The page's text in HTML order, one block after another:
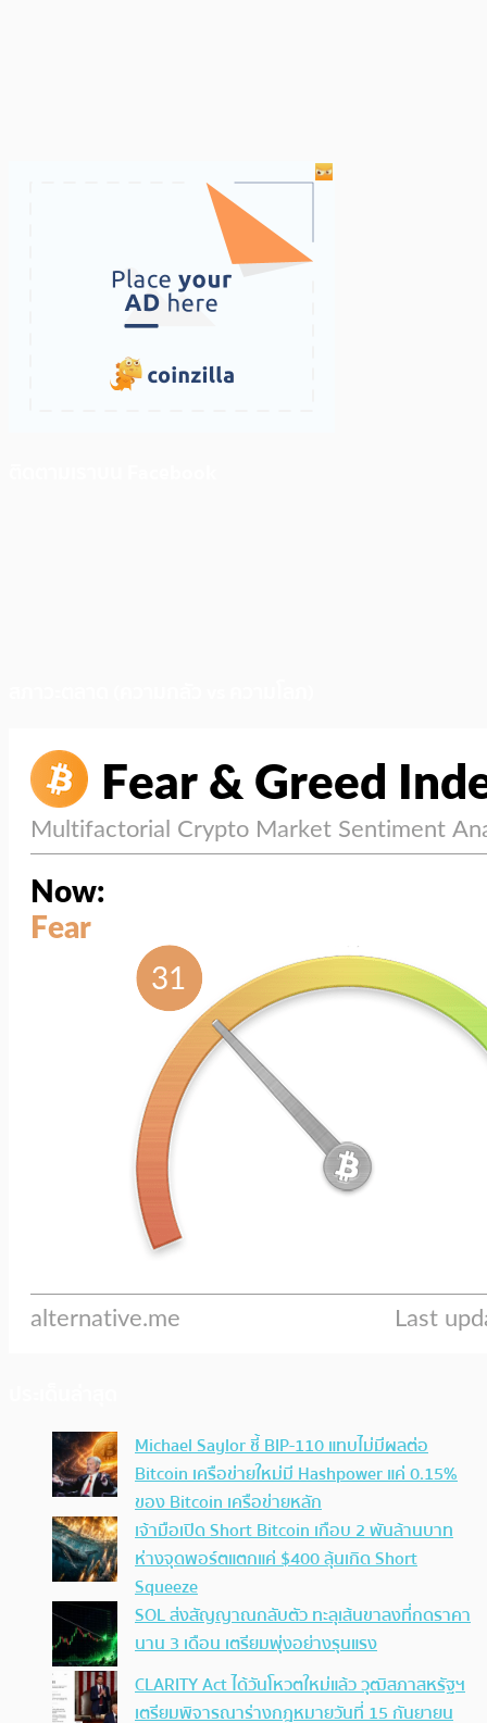
Michael Saylor ชี้ BIP-110 แทบไม่มีผลต่อ
Bitcoin เครือข่ายใหม่มี Hashpower แค่ 0.15%
ของ Bitcoin เครือข่ายหลัก
เจ้ามือเปิด Short Bitcoin เกือบ 2 พันล้านบาท
ห่างจุดพอร์ตแตกแค่ $400 ลุ้นเกิด Short
Squeeze
SOL ส่งสัญญาณกลับตัว ทะลุเส้นขาลงที่กดราคา
นาน 3 เดือน เตรียมพุ่งอย่างรุนแรง
CLARITY Act ได้วันโหวตใหม่แล้ว วุฒิสภาสหรัฐฯ
เตรียมพิจารณาร่างกฎหมายวันที่ 15 กันยายน